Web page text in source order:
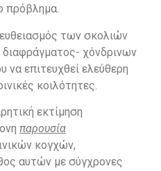
πρόβλημα.
των σκολιών
χόνδρινων
να επιτευχθεί ελεύθερη
κοιλότητες.
εκτίμηση
παρουσία
κογχών,
αυτών με σύγχρονες